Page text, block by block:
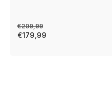
€209,99
€179,99